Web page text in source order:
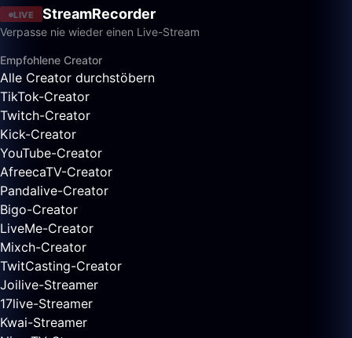
LIVE StreamRecorder
Verpasse nie wieder einen Live-Stream
Empfohlene Creator
Alle Creator durchstöbern
TikTok-Creator
Twitch-Creator
Kick-Creator
YouTube-Creator
AfreecaTV-Creator
Pandalive-Creator
Bigo-Creator
LiveMe-Creator
Mixch-Creator
TwitCasting-Creator
Joilive-Streamer
17live-Streamer
Kwai-Streamer